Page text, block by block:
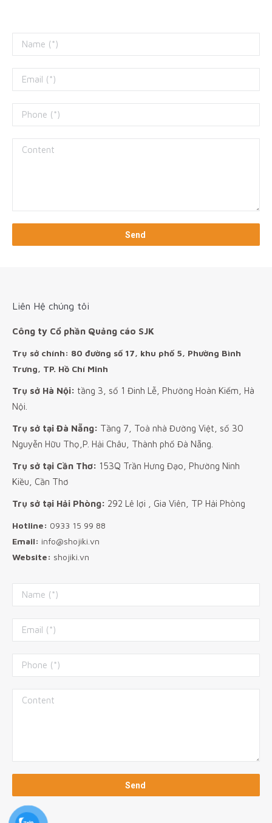
Liên Hệ chúng tôi
Công ty Cổ phần Quảng cáo SJK
Trụ sở chính: 80 đường số 17, khu phố 5, Phường Bình
Trưng, TP. Hồ Chí Minh
Trụ sở Hà Nội: tầng 3, số 1 Đinh Lễ, Phường Hoàn Kiếm, Hà
Nội.
Trụ sở tại Đà Nẵng: Tầng 7, Toà nhà Đường Việt, số 30
Nguyễn Hữu Thọ,P. Hải Châu, Thành phố Đà Nẵng.
Trụ sở tại Cần Thơ: 153Q Trần Hưng Đạo, Phường Ninh
Kiều, Cần Thơ
Trụ sở tại Hải Phòng: 292 Lê lợi , Gia Viên, TP Hải Phòng
Hotline: 0933 15 99 88
Email: info@shojiki.vn
Website: shojiki.vn